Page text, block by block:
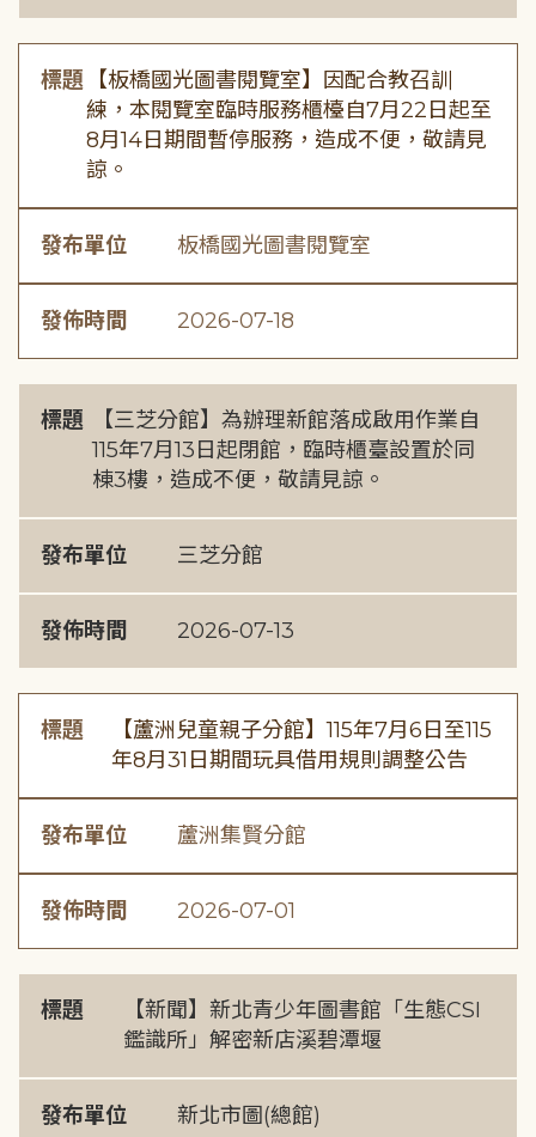
標題
【板橋國光圖書閱覽室】因配合教召訓
練，本閱覽室臨時服務櫃檯自7月22日起至
8月14日期間暫停服務，造成不便，敬請見
諒。
發布單位 板橋國光圖書閱覽室
發佈時間 2026-07-18
標題
【三芝分館】為辦理新館落成啟用作業自
115年7月13日起閉館，臨時櫃臺設置於同
棟3樓，造成不便，敬請見諒。
發布單位 三芝分館
發佈時間 2026-07-13
標題
【蘆洲兒童親子分館】115年7月6日至115
年8月31日期間玩具借用規則調整公告
發布單位 蘆洲集賢分館
發佈時間 2026-07-01
標題
【新聞】新北青少年圖書館「生態CSI
鑑識所」解密新店溪碧潭堰
發布單位 新北市圖(總館)